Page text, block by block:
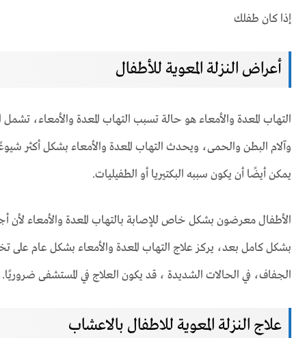
إذا كان طفلك
أعراض النزلة المعوية للأطفال
التهاب المعدة والأمعاء هو حالة تسبب التهاب المعدة والأمعاء،
وآلام البطن والحمى، ويحدث التهاب المعدة والأمعاء بشكل أكثر
يمكن أيضًا أن يكون سببه البكتيريا أو الطفيليات.
الأطفال معرضون بشكل خاص للإصابة بالتهاب المعدة والأمعاء لأن
بشكل كامل بعد، يركز علاج التهاب المعدة والأمعاء بشكل عام على
الجفاف، في الحالات الشديدة ، قد يكون العلاج في المستشفى ضروريًا.
علاج النزلة المعوية للاطفال بالاعشاب